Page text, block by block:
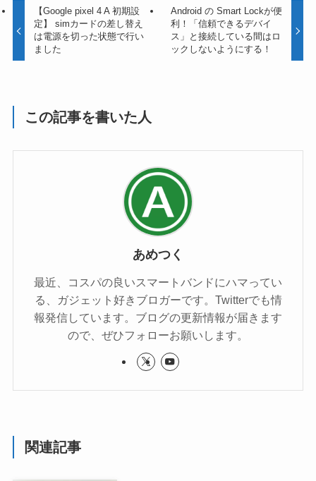
【Google pixel 4 A 初期設
定】 simカードの差し替え
は電源を切った状態で行い
ました
Android の Smart Lockが便
利！「信頼できるデバイ
ス」と接続している間はロ
ックしないようにする！
この記事を書いた人
あめつく
最近、コスパの良いスマートバンドにハマってい
る、ガジェット好きブロガーです。Twitterでも情
報発信しています。ブログの更新情報が届きます
ので、ぜひフォローお願いします。
関連記事